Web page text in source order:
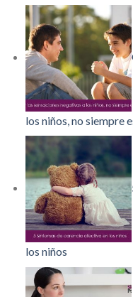
los niños, no siempre
los niños